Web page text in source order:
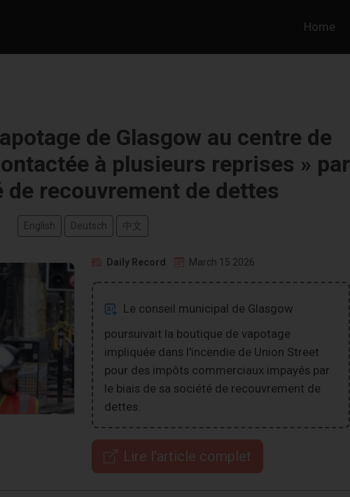
Home
de Glasgow au centre de
à plusieurs reprises » par
de recouvrement de dettes
English Deutsch 中文
Daily Record March 15 2026
Le conseil municipal de Glasgow
poursuivait la boutique de vapotage
impliquée dans l'incendie de Union Street
pour des impôts commerciaux impayés par
le biais de sa société de recouvrement de
dettes.
Lire l'article complet